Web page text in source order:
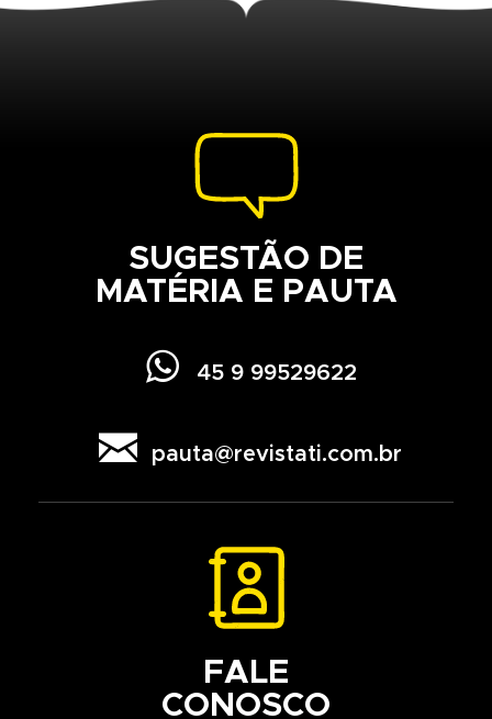
SUGESTÃO DE
MATÉRIA E PAUTA
 45 9 99529622
 pauta@revistati.com.br
FALE
CONOSCO